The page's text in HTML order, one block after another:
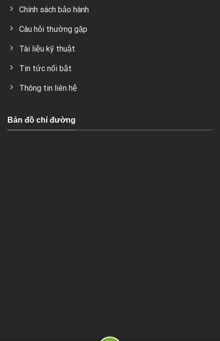
Chính sách bảo hành
Câu hỏi thường gặp
Tài liệu kỹ thuật
Tin tức nổi bật
Thông tin liên hệ
Bản đồ chỉ đường